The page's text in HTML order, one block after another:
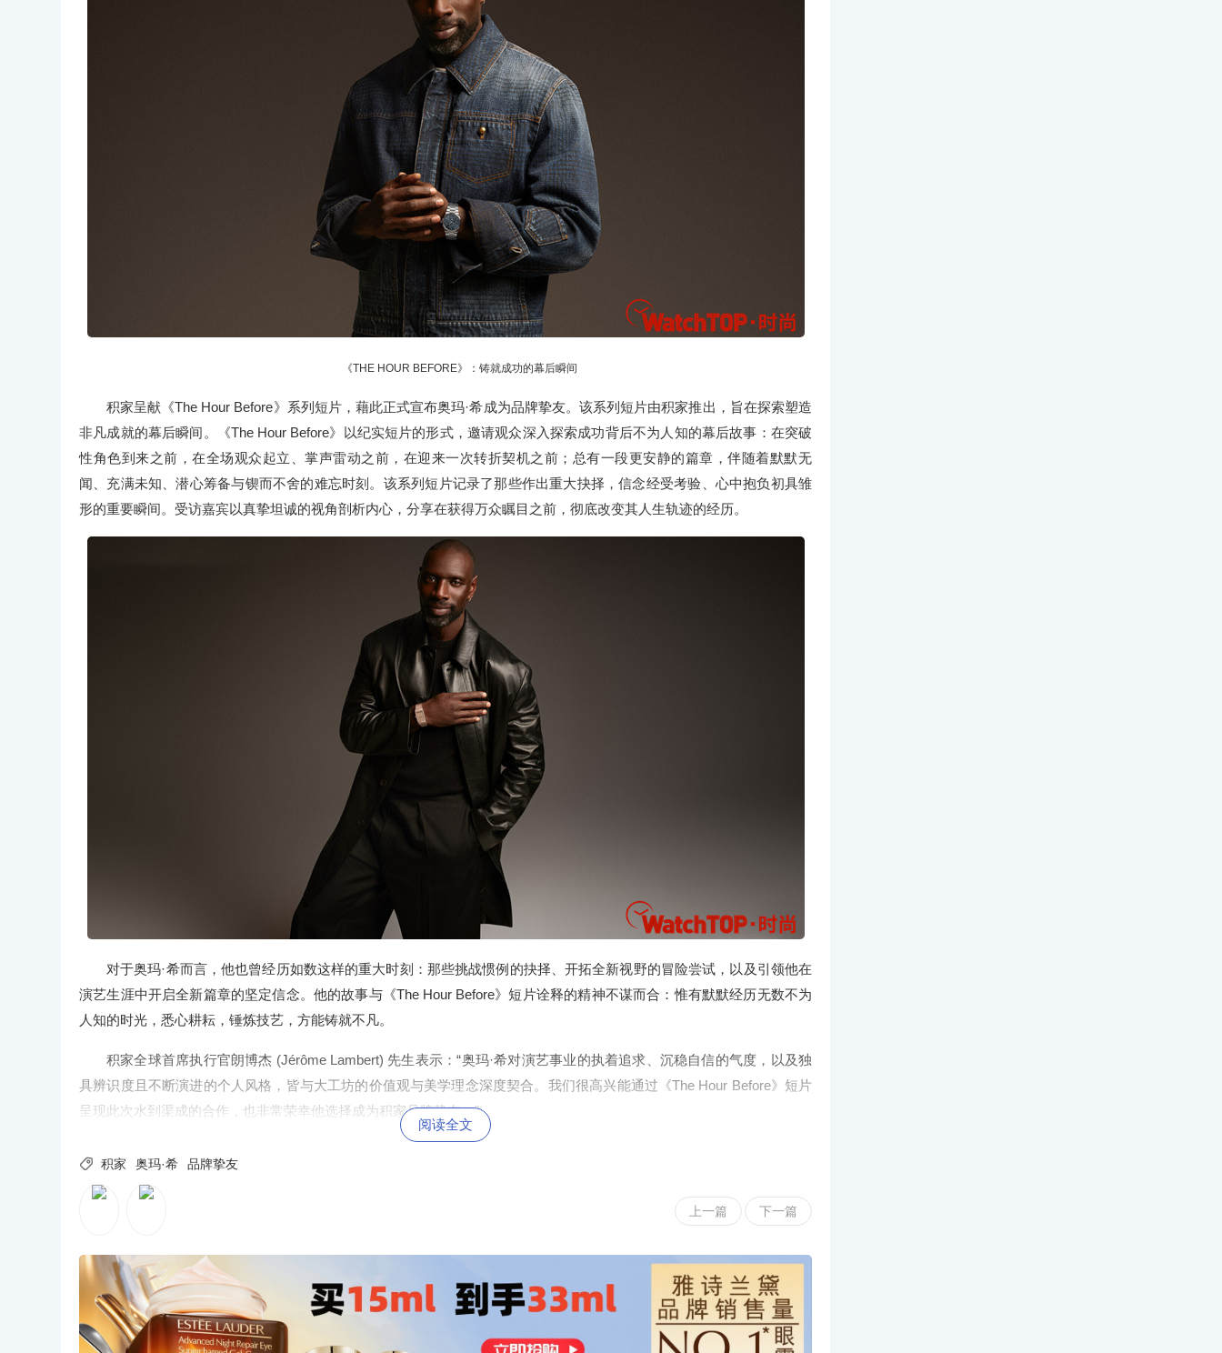
《THE HOUR BEFORE》：铸就成功的幕后瞬间
积家呈献《The Hour Before》系列短片，藉此正式宣布奥玛·希成为品牌挚友。该系列短片由积家推出，旨在探索塑造
非凡成就的幕后瞬间。《The Hour Before》以纪实短片的形式，邀请观众深入探索成功背后不为人知的幕后故事：在突破
性角色到来之前，在全场观众起立、掌声雷动之前，在迎来一次转折契机之前；总有一段更安静的篇章，伴随着默默无
闻、充满未知、潜心筹备与锲而不舍的难忘时刻。该系列短片记录了那些作出重大抉择，信念经受考验、心中抱负初具雏
形的重要瞬间。受访嘉宾以真挚坦诚的视角剖析内心，分享在获得万众瞩目之前，彻底改变其人生轨迹的经历。
对于奥玛·希而言，他也曾经历如数这样的重大时刻：那些挑战惯例的抉择、开拓全新视野的冒险尝试，以及引领他在
演艺生涯中开启全新篇章的坚定信念。他的故事与《The Hour Before》短片诠释的精神不谋而合：惟有默默经历无数不为
人知的时光，悉心耕耘，锤炼技艺，方能铸就不凡。
积家全球首席执行官朗博杰 (Jérôme Lambert) 先生表示：“奥玛·希对演艺事业的执着追求、沉稳自信的气度，以及独
具辨识度且不断演进的个人风格，皆与大工坊的价值观与美学理念深度契合。我们很高兴能通过《The Hour Before》短片
呈现此次水到渠成的合作，也非常荣幸他选择成为积家品牌挚友。”
阅读全文
 积家 奥玛·希 品牌挚友
上一篇 下一篇